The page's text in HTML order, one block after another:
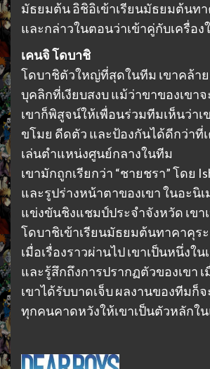
มัธยมต้น อิชิอิเข้าเรียนมัธยมต้นท
และกล่าวในตอนว่าเข้าคู่กับเครื่อง
เคนจิ โดบาชิ
โดบาชิตัวใหญ่ที่สุดในทีม เขาคล้า
บุคลิกที่เงียบสงบ แม้ว่าขาของเขา
เขาก็พิสูจน์ให้เพื่อนร่วมทีมเห็นว่าเ
ขโมย ดีดตัว และป้องกันได้ดีกว่าที่เ
เล่นตำแหน่งศูนย์กลางในทีม
เขามักถูกเรียกว่า “ชายชรา” โดย
และรูปร่างหน้าตาของเขา ในอะนิ
แข่งขันชิงแชมป์ประจำจังหวัด เขา
โดบาชิเข้าเรียนมัธยมต้นทาคาคุระ
เมื่อเรื่องราวผ่านไป เขาเป็นหนึ่งใ
และรู้สึกถึงการปรากฏตัวของเขา
เขาได้รับบาดเจ็บ ผลงานของทีมก็จ
ทุกคนคาดหวังให้เขาเป็นตัวหลักใ